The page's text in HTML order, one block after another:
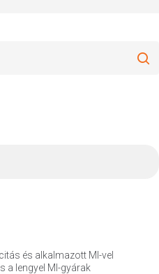
és alkalmazott MI-vel
a lengyel MI-gyárak